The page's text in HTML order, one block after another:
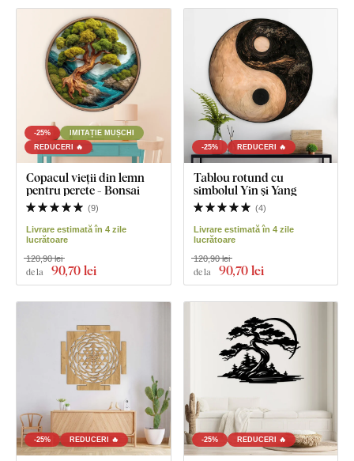
-25%
IMITAȚIE MUȘCHI
REDUCERI 🔥
Copacul vieții din lemn
pentru perete - Bonsai
(9)
Livrare estimată în 4 zile
lucrătoare
de la 90,70 lei
120,90 lei
-25% REDUCERI 🔥
Tablou rotund cu
simbolul Yin și Yang
(4)
Livrare estimată în 4 zile
lucrătoare
de la 90,70 lei
120,90 lei
-25% REDUCERI 🔥 -25% REDUCERI 🔥